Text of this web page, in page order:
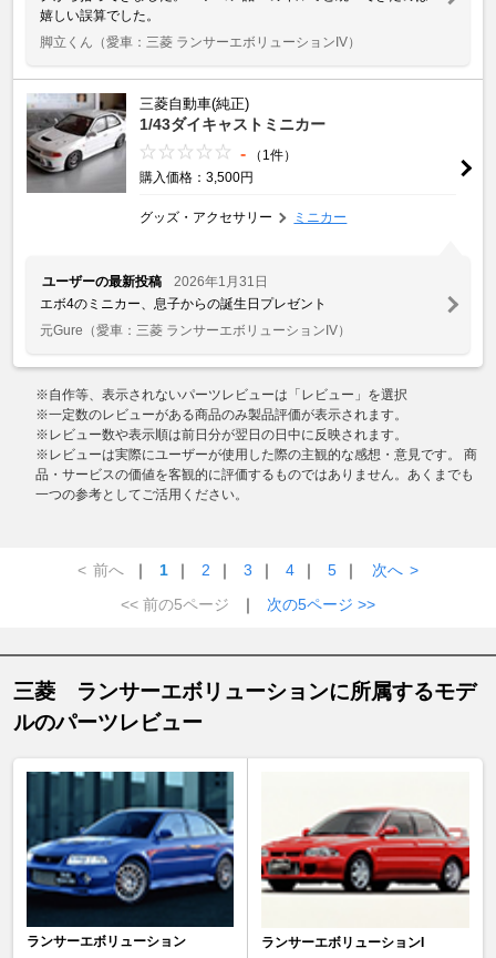
嬉しい誤算でした。
脚立くん （愛車：三菱 ランサーエボリューションIV）
三菱自動車(純正)
1/43ダイキャストミニカー
-
（1件）
購入価格：3,500円
グッズ・アクセサリー ミニカー
ユーザーの最新投稿
2026年1月31日
エボ4のミニカー、息子からの誕生日プレゼント
元Gure （愛車：三菱 ランサーエボリューションIV）
※自作等、表示されないパーツレビューは「レビュー」を選択
※一定数のレビューがある商品のみ製品評価が表示されます。
※レビュー数や表示順は前日分が翌日の日中に反映されます。
※レビューは実際にユーザーが使用した際の主観的な感想・意見です。 商
品・サービスの価値を客観的に評価するものではありません。あくまでも
一つの参考としてご活用ください。
< 前へ ｜ 1 ｜ 2 ｜ 3 ｜ 4 ｜ 5 ｜ 次へ >
<< 前の5ページ
｜ 次の5ページ >>
三菱 ランサーエボリューションに所属するモデ
ルのパーツレビュー
ランサーエボリューション ランサーエボリューションI